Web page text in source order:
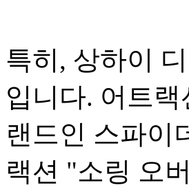
특히, 상하이
입니다. 어트
랜드인 스파이
랙션 "소링 오